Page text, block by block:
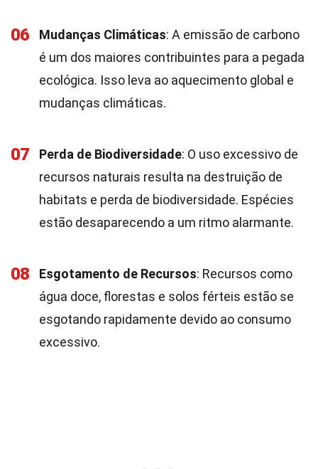
06 Mudanças Climáticas: A emissão de carbono
é um dos maiores contribuintes para a pegada
ecológica. Isso leva ao aquecimento global e
mudanças climáticas.
07 Perda de Biodiversidade: O uso excessivo de
recursos naturais resulta na destruição de
habitats e perda de biodiversidade. Espécies
estão desaparecendo a um ritmo alarmante.
08 Esgotamento de Recursos: Recursos como
água doce, florestas e solos férteis estão se
esgotando rapidamente devido ao consumo
excessivo.